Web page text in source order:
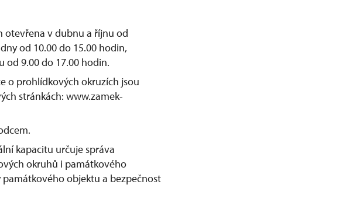
otevřena v dubnu a říjnu od
od 10.00 do 15.00 hodin,
od 9.00 do 17.00 hodin.
o prohlídkových okruzích jsou
stránkách: www.zamek-
kapacitu určuje správa
okruhů i památkového
objektu a bezpečnost